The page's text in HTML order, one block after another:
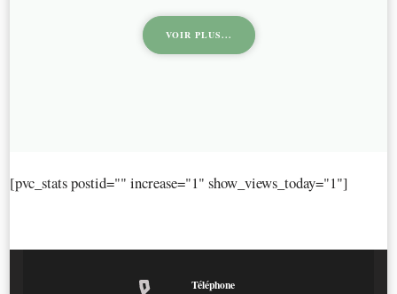
VOIR PLUS...
[pvc_stats postid="" increase="1" show_views_today="1"]
Téléphone